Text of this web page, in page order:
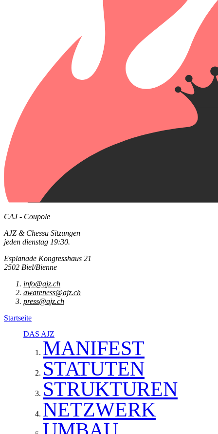
CAJ - Coupole
AJZ & Chessu Sitzungen
jeden dienstag 19:30.
Esplanade Kongresshaus 21
2502 Biel/Bienne
info@ajz.ch
awareness@ajz.ch
press@ajz.ch
Startseite
DAS AJZ
MANIFEST
STATUTEN
STRUKTUREN
NETZWERK